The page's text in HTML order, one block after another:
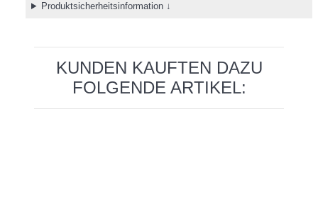
Produktsicherheitsinformation ↓
KUNDEN KAUFTEN DAZU
FOLGENDE ARTIKEL: